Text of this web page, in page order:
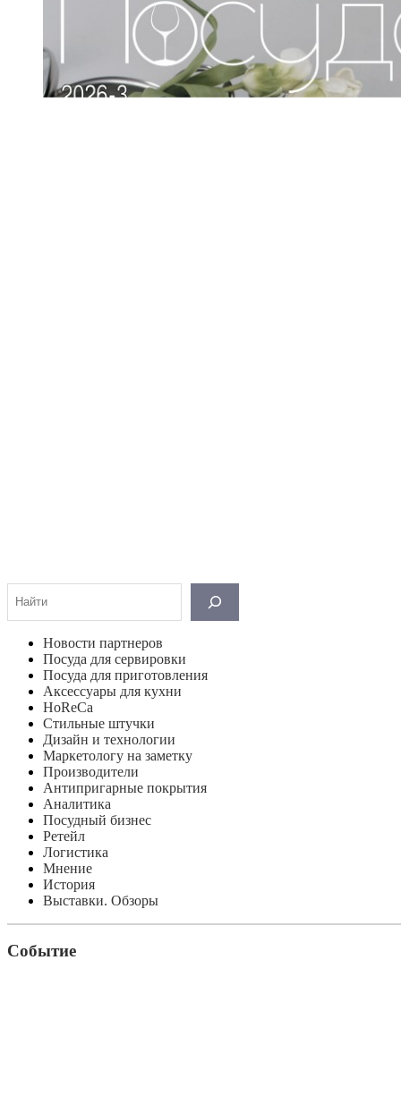
Новости партнеров
Посуда для сервировки
Посуда для приготовления
Аксессуары для кухни
HoReCa
Стильные штучки
Дизайн и технологии
Маркетологу на заметку
Производители
Антипригарные покрытия
Аналитика
Посудный бизнес
Ретейл
Логистика
Мнение
История
Выставки. Обзоры
Событие